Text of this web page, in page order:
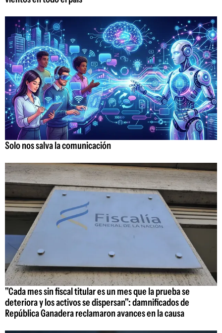
Solo nos salva la comunicación
"Cada mes sin fiscal titular es un mes que la prueba se
deteriora y los activos se dispersan": damnificados de
República Ganadera reclamaron avances en la causa